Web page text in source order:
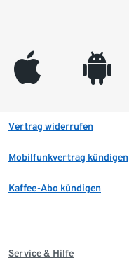
appleinc android
Vertrag widerrufen
Mobilfunkvertrag kündigen
Kaffee-Abo kündigen
Service & Hilfe